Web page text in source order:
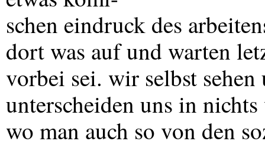
schen eindruck des
dort was auf und warten
vorbei sei. wir selbst
unterscheiden uns in
wo man auch so von den